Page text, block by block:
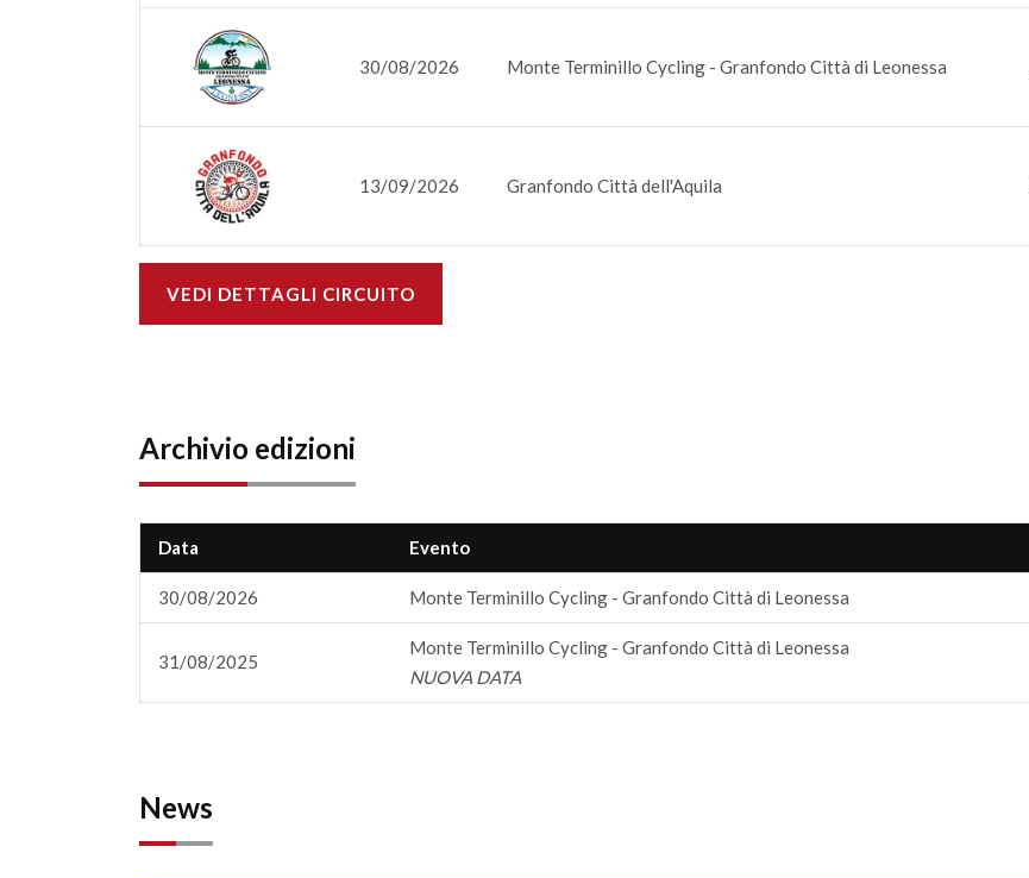
30/08/2026 Monte Terminillo Cycling - Granfondo Città di Leonessa
13/09/2026 Granfondo Città dell'Aquila
VEDI DETTAGLI CIRCUITO
Archivio edizioni
Data Evento
30/08/2026 Monte Terminillo Cycling - Granfondo Città di Leonessa
31/08/2025
Monte Terminillo Cycling - Granfondo Città di Leonessa
NUOVA DATA
News